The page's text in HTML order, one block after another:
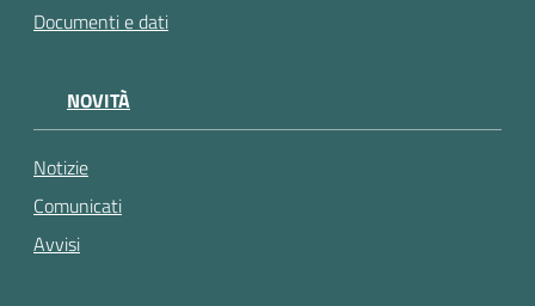
Documenti e dati
NOVITÀ
Notizie
Comunicati
Avvisi